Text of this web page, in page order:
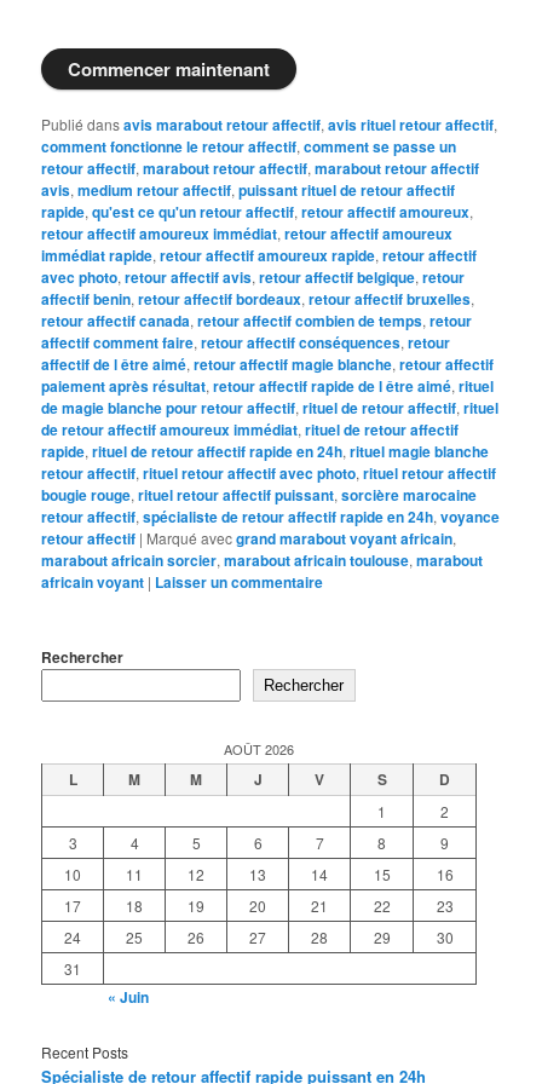
Commencer maintenant
Publié dansavis marabout retour affectif,avis rituel retour affectif,
comment fonctionne le retour affectif,comment se passe un
retour affectif,marabout retour affectif,marabout retour affectif
avis,medium retour affectif,puissant rituel de retour affectif
rapide,qu'est ce qu'un retour affectif,retour affectif amoureux,
retour affectif amoureux immédiat,retour affectif amoureux
immédiat rapide,retour affectif amoureux rapide,retour affectif
avec photo,retour affectif avis,retour affectif belgique,retour
affectif benin,retour affectif bordeaux,retour affectif bruxelles,
retour affectif canada,retour affectif combien de temps,retour
affectif comment faire,retour affectif conséquences,retour
affectif de l être aimé,retour affectif magie blanche,retour affectif
paiement après résultat,retour affectif rapide de l être aimé,rituel
de magie blanche pour retour affectif,rituel de retour affectif,rituel
de retour affectif amoureux immédiat,rituel de retour affectif
rapide,rituel de retour affectif rapide en 24h,rituel magie blanche
retour affectif,rituel retour affectif avec photo,rituel retour affectif
bougie rouge,rituel retour affectif puissant,sorcière marocaine
retour affectif,spécialiste de retour affectif rapide en 24h,voyance
retour affectif | Marqué avecgrand marabout voyant africain,
marabout africain sorcier,marabout africain toulouse,marabout
africain voyant | Laisser un commentaire
Rechercher
Rechercher
AOÛT 2026
L M M J V S D
1
2
3
4 5 6 7 8
9
10
11 12 13 14 15
16
17
18 19 20 21 22
23
24
25 26 27 28 29
30
31
« Juin
Recent Posts
Spécialiste de retour affectif rapide puissant en 24h